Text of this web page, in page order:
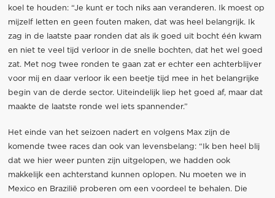
koel te houden: “Je kunt er toch niks aan veranderen. Ik moest op
mijzelf letten en geen fouten maken, dat was heel belangrijk. Ik
zag in de laatste paar ronden dat als ik goed uit bocht één kwam
en niet te veel tijd verloor in de snelle bochten, dat het wel goed
zat. Met nog twee ronden te gaan zat er echter een achterblijver
voor mij en daar verloor ik een beetje tijd mee in het belangrijke
begin van de derde sector. Uiteindelijk liep het goed af, maar dat
maakte de laatste ronde wel iets spannender.”
Het einde van het seizoen nadert en volgens Max zijn de
komende twee races dan ook van levensbelang: “Ik ben heel blij
dat we hier weer punten zijn uitgelopen, we hadden ook
makkelijk een achterstand kunnen oplopen. Nu moeten we in
Mexico en Brazilië proberen om een voordeel te behalen. Die